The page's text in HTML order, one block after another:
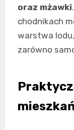
oraz mżawki
chodnikach
warstwa
zarówno